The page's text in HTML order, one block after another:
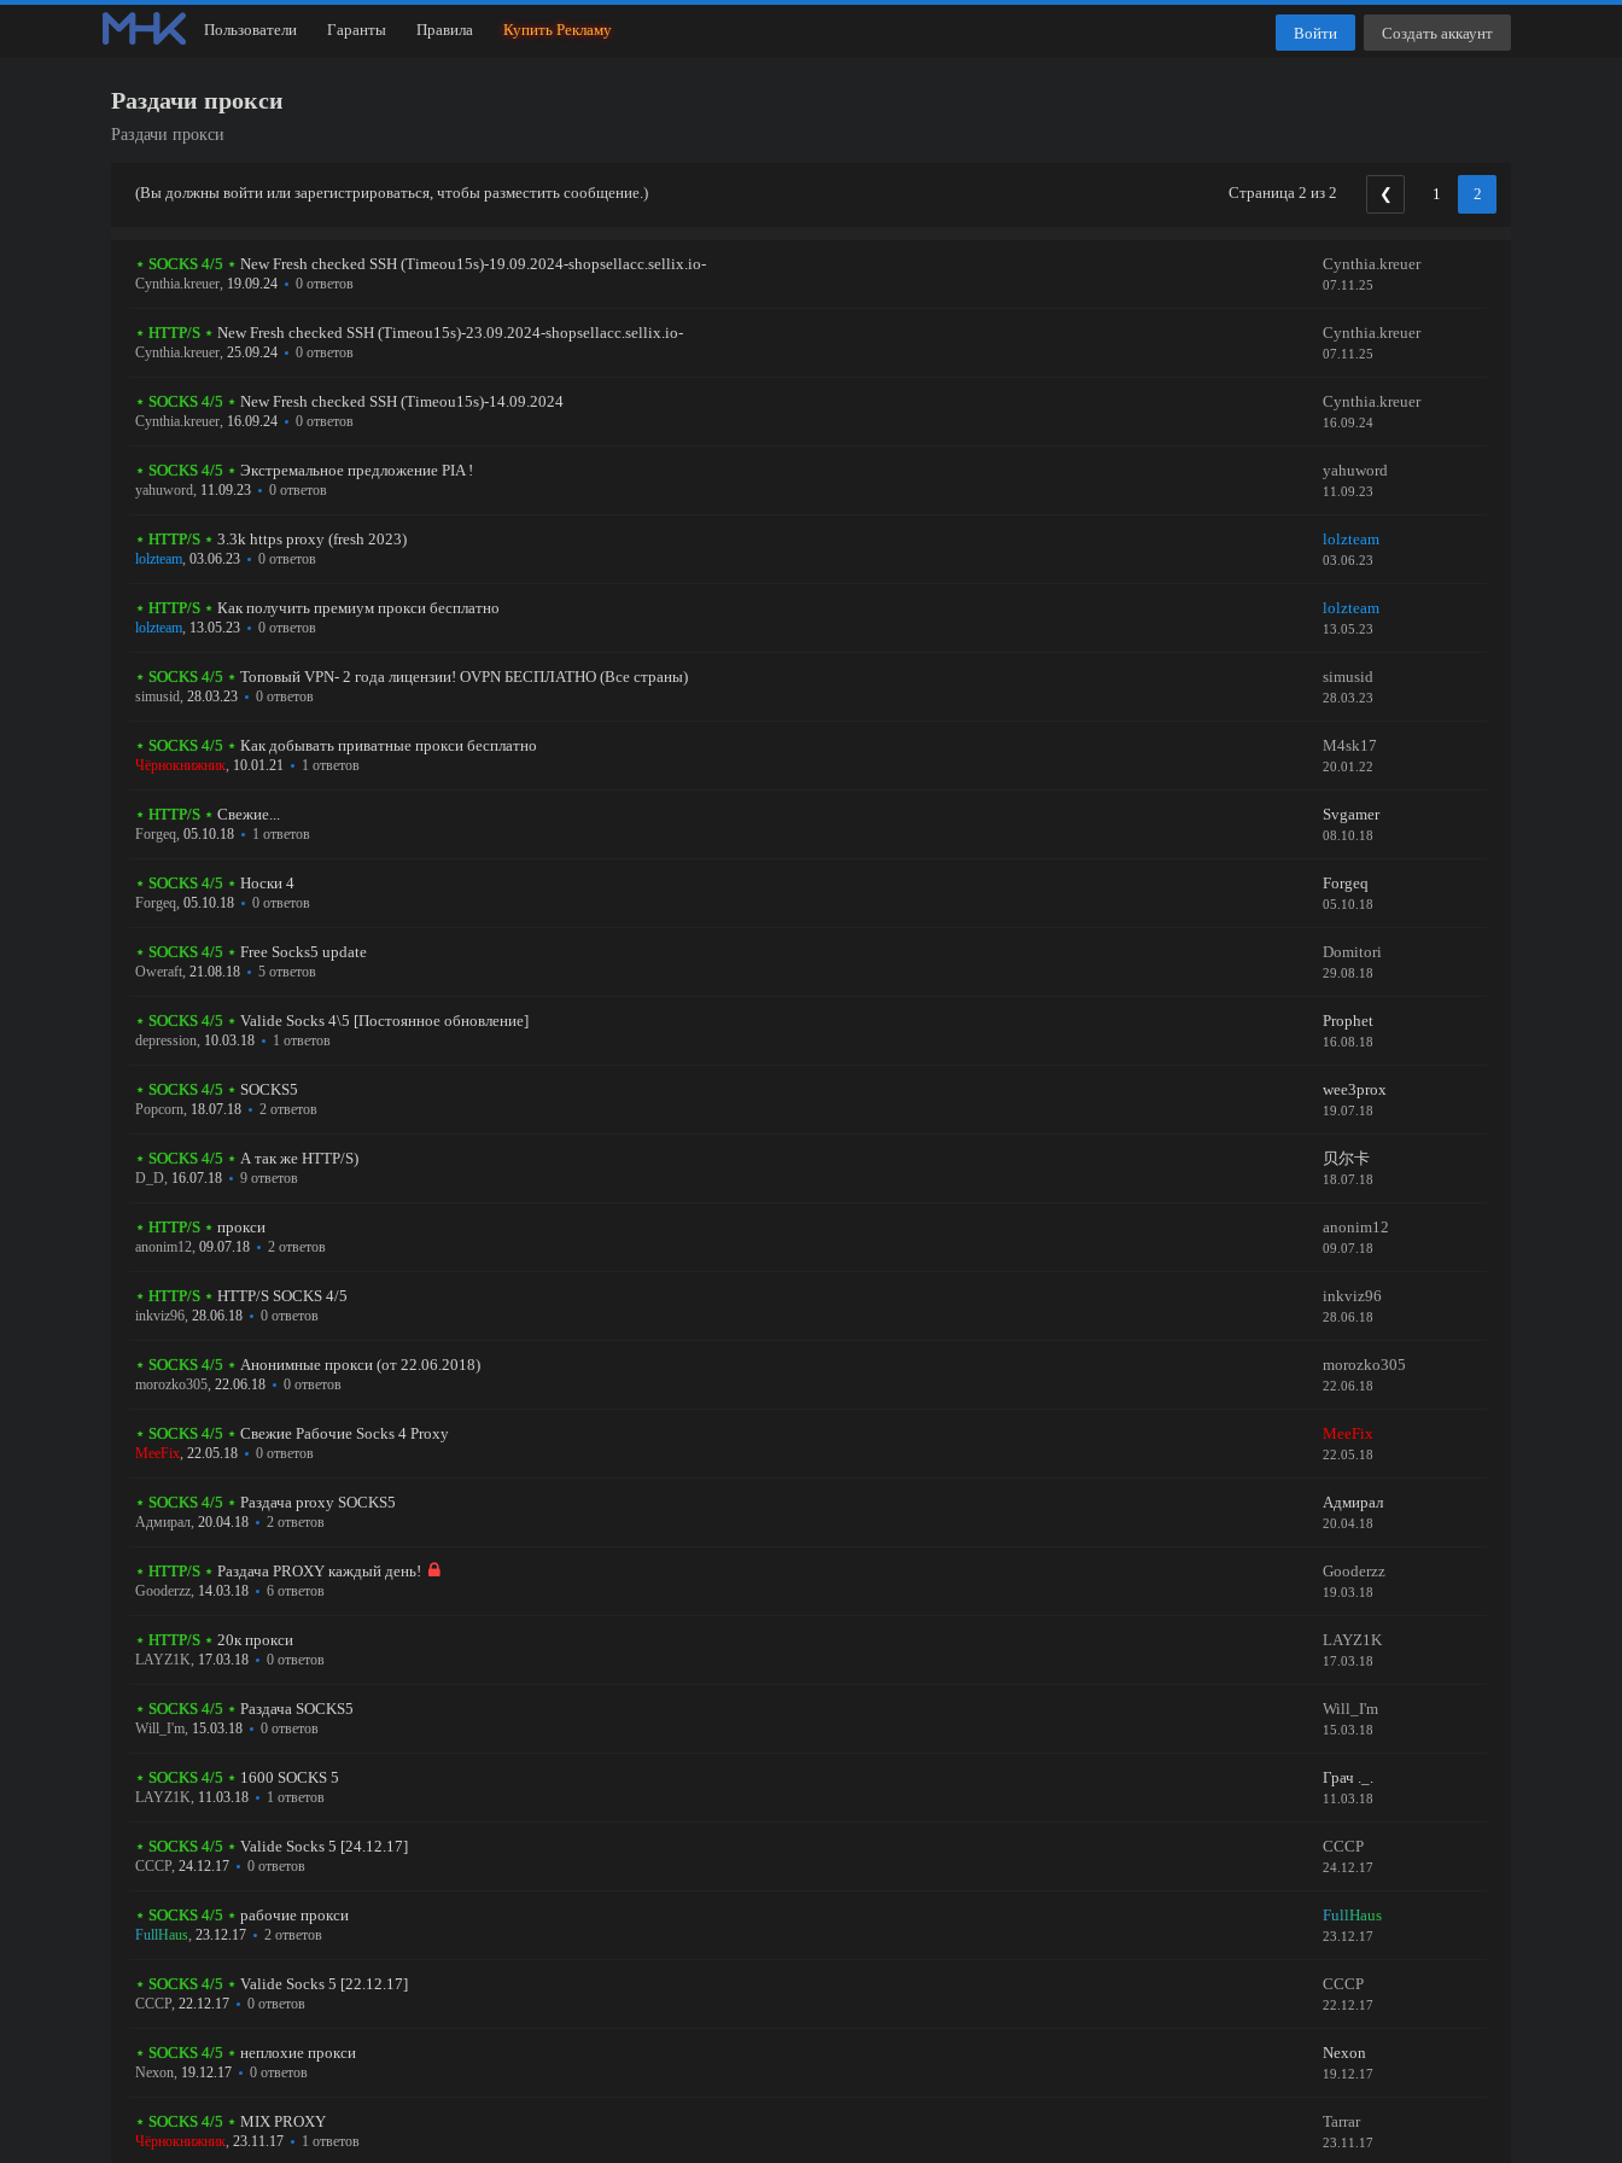
Раздачи прокси
Раздачи прокси
(Вы должны войти или зарегистрироваться, чтобы разместить сообщение.) Страница 2 из 2 ❮ 1 2
⋆ SOCKS 4/5 ⋆ New Fresh checked SSH (Timeou15s)-19.09.2024-shopsellacc.sellix.io-
Cynthia.kreuer 19.09.24 0 ответов
Cynthia.kreuer
07.11.25
⋆ HTTP/S ⋆ New Fresh checked SSH (Timeou15s)-23.09.2024-shopsellacc.sellix.io-
Cynthia.kreuer 25.09.24 0 ответов
Cynthia.kreuer
07.11.25
⋆ SOCKS 4/5 ⋆ New Fresh checked SSH (Timeou15s)-14.09.2024
Cynthia.kreuer 16.09.24 0 ответов
Cynthia.kreuer
16.09.24
⋆ SOCKS 4/5 ⋆ Экстремальное предложение PIA !
yahuword 11.09.23 0 ответов
yahuword
11.09.23
⋆ HTTP/S ⋆ 3.3k https proxy (fresh 2023)
lolzteam 03.06.23 0 ответов
lolzteam
03.06.23
⋆ HTTP/S ⋆ Как получить премиум прокси бесплатно
lolzteam 13.05.23 0 ответов
lolzteam
13.05.23
⋆ SOCKS 4/5 ⋆ Топовый VPN- 2 года лицензии! OVPN БЕСПЛАТНО (Все страны)
simusid 28.03.23 0 ответов
simusid
28.03.23
⋆ SOCKS 4/5 ⋆ Как добывать приватные прокси бесплатно
Чёрнокнижник 10.01.21 1 ответов
M4sk17
20.01.22
⋆ HTTP/S ⋆ Свежие...
Forgeq 05.10.18 1 ответов
Svgamer
08.10.18
⋆ SOCKS 4/5 ⋆ Носки 4
Forgeq 05.10.18 0 ответов
Forgeq
05.10.18
⋆ SOCKS 4/5 ⋆ Free Socks5 update
Oweraft 21.08.18 5 ответов
Domitori
29.08.18
⋆ SOCKS 4/5 ⋆ Valide Socks 4\5 [Постоянное обновление]
depression 10.03.18 1 ответов
Prophet
16.08.18
⋆ SOCKS 4/5 ⋆ SOCKS5
Popcorn 18.07.18 2 ответов
wee3prox
19.07.18
⋆ SOCKS 4/5 ⋆ А так же HTTP/S)
D_D 16.07.18 9 ответов
贝尔卡
18.07.18
⋆ HTTP/S ⋆ прокси
anonim12 09.07.18 2 ответов
anonim12
09.07.18
⋆ HTTP/S ⋆ HTTP/S SOCKS 4/5
inkviz96 28.06.18 0 ответов
inkviz96
28.06.18
⋆ SOCKS 4/5 ⋆ Анонимные прокси (от 22.06.2018)
morozko305 22.06.18 0 ответов
morozko305
22.06.18
⋆ SOCKS 4/5 ⋆ Свежие Рабочие Socks 4 Proxy
MeeFix 22.05.18 0 ответов
MeeFix
22.05.18
⋆ SOCKS 4/5 ⋆ Раздача proxy SOCKS5
Адмирал 20.04.18 2 ответов
Адмирал
20.04.18
⋆ HTTP/S ⋆ Раздача PROXY каждый день!
Gooderzz 14.03.18 6 ответов
Gooderzz
19.03.18
⋆ HTTP/S ⋆ 20к прокси
LAYZ1K 17.03.18 0 ответов
LAYZ1K
17.03.18
⋆ SOCKS 4/5 ⋆ Раздача SOCKS5
Will_I'm 15.03.18 0 ответов
Will_I'm
15.03.18
⋆ SOCKS 4/5 ⋆ 1600 SOCKS 5
LAYZ1K 11.03.18 1 ответов
Грач ._.
11.03.18
⋆ SOCKS 4/5 ⋆ Valide Socks 5 [24.12.17]
CCCP 24.12.17 0 ответов
CCCP
24.12.17
⋆ SOCKS 4/5 ⋆ рабочие прокси
FullHaus 23.12.17 2 ответов
FullHaus
23.12.17
⋆ SOCKS 4/5 ⋆ Valide Socks 5 [22.12.17]
CCCP 22.12.17 0 ответов
CCCP
22.12.17
⋆ SOCKS 4/5 ⋆ неплохие прокси
Nexon 19.12.17 0 ответов
Nexon
19.12.17
⋆ SOCKS 4/5 ⋆ MIX PROXY
Чёрнокнижник 23.11.17 1 ответов
Tarrar
23.11.17
Пользователи Гаранты Правила Купить Рекламу Войти Создать аккаунт